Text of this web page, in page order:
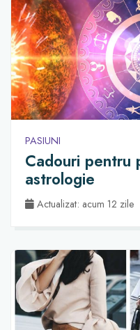
PASIUNI
Cadouri pentru
astrologie
Actualizat: acum 12 zile